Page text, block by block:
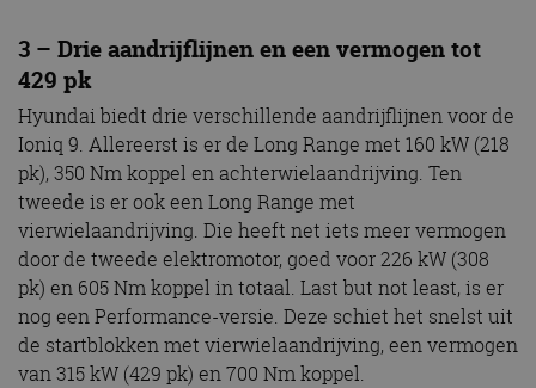
3 – Drie aandrijflijnen en een vermogen tot
429 pk
Hyundai biedt drie verschillende aandrijflijnen voor de
Ioniq 9. Allereerst is er de Long Range met 160 kW (218
pk), 350 Nm koppel en achterwielaandrijving. Ten
tweede is er ook een Long Range met
vierwielaandrijving. Die heeft net iets meer vermogen
door de tweede elektromotor, goed voor 226 kW (308
pk) en 605 Nm koppel in totaal. Last but not least, is er
nog een Performance-versie. Deze schiet het snelst uit
de startblokken met vierwielaandrijving, een vermogen
van 315 kW (429 pk) en 700 Nm koppel.